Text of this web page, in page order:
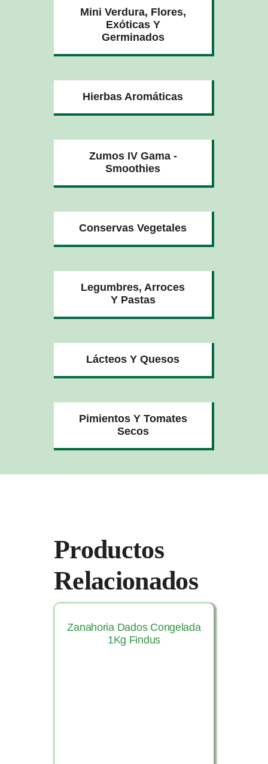
Mini Verdura, Flores,
Exóticas Y
Germinados
Hierbas Aromáticas
Zumos IV Gama -
Smoothies
Conservas Vegetales
Legumbres, Arroces
Y Pastas
Lácteos Y Quesos
Pimientos Y Tomates
Secos
Productos
Relacionados
Zanahoria Dados Congelada
1Kg Findus